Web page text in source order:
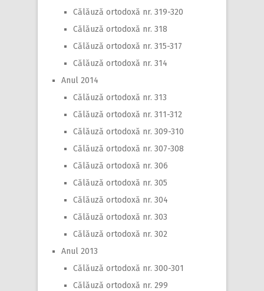
Călăuză ortodoxă nr. 319-320
Călăuză ortodoxă nr. 318
Călăuză ortodoxă nr. 315-317
Călăuză ortodoxă nr. 314
Anul 2014
Călăuză ortodoxă nr. 313
Călăuză ortodoxă nr. 311-312
Călăuză ortodoxă nr. 309-310
Călăuză ortodoxă nr. 307-308
Călăuză ortodoxă nr. 306
Călăuză ortodoxă nr. 305
Călăuză ortodoxă nr. 304
Călăuză ortodoxă nr. 303
Călăuză ortodoxă nr. 302
Anul 2013
Călăuză ortodoxă nr. 300-301
Călăuză ortodoxă nr. 299